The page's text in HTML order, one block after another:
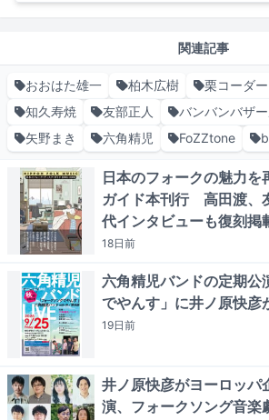
関連記事
おおはた雄一 柏木広樹
栗コーダ
知久寿焼
友部正人 バンバンバザ
矢野まき
六角精児 FoZZtone
日本のフォークの魅力を
ガイド本刊行 高田渡、
代インタビューも復刻掲
18日前
六角精児バンドの定期公
でやんす」に井ノ原快彦
19日前
井ノ原快彦がヨーロッパ
演、フォークソング音楽